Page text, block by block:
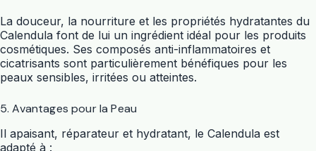
La douceur, la nourriture et les propriétés hydratantes du
Calendula font de lui un ingrédient idéal pour les produits
cosmétiques. Ses composés anti-inflammatoires et
cicatrisants sont particulièrement bénéfiques pour les
peaux sensibles, irritées ou atteintes.
5. Avantages pour la Peau
Il apaisant, réparateur et hydratant, le Calendula est
adapté à :